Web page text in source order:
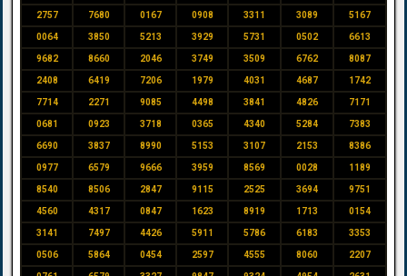
2757 7680 0167 0908 3311 3089 5167
0064 3850 5213 3929 5731 0502 6613
9682 8660 2046 3749 3509 6762 8087
2408 6419 7206 1979 4031 4687 1742
7714 2271 9085 4498 3841 4826 7171
0681 0923 3718 0365 4340 5284 7383
6690 3837 8990 5153 3107 2153 8386
0977 6579 9666 3959 8569 0028 1189
8540 8506 2847 9115 2525 3694 9751
4560 4317 0847 1623 8919 1713 0154
3141 7497 4426 5911 5786 6183 3353
0506 5864 0454 2597 4555 8060 2207